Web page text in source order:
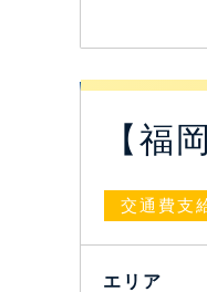
【福
交通費支
エリア